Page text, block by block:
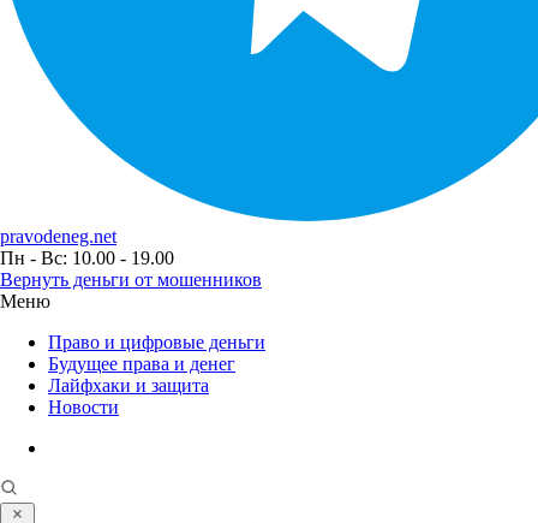
pravodeneg.net
Пн - Вс: 10.00 - 19.00
Вернуть деньги от мошенников
Меню
Право и цифровые деньги
Будущее права и денег
Лайфхаки и защита
Новости